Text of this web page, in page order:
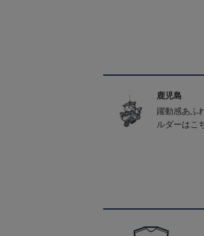
鹿児島
躍動感あふ
ルダーはこ